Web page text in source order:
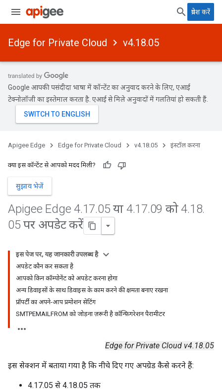
प्रवेश करें
Edge for Private Cloud v4.18.05
Google आपकी पसंदीदा भाषा में कॉन्टेंट का अनुवाद करने के लिए, एआई
टेक्नोलॉजी का इस्तेमाल करता है. एआई से मिले अनुवादों में गलतियां हो सकती हैं.
Apigee Edge Edge for Private Cloud v4.18.05 इंस्टॉल करना
क्या इस कॉन्टेंट से आपको मदद मिली?
सुझाव भेजें
Apigee Edge 4.17.05 या 4.17.09 को 4.18.
05 पर अपडेट करें
इस पेज पर, यह जानकारी उपलब्ध है
अपडेट कौन कर सकता है
आपको किन कॉम्पोनेंट को अपडेट करना होगा
अन्य डिवाइसों के साथ डिवाइस के काम करने की क्षमता बनाए रखना
प्रॉपर्टी का अपने-आप प्रमोशन सेटिंग
SMTPEMAILFROM को जोड़ना ज़रूरी है कॉन्फ़िगरेशन पैरामीटर
Edge for Private Cloud v4.18.05
इस सेक्शन में बताया गया है कि नीचे दिए गए अपग्रेड कैसे करने हैं:
4.17.05 से 4.18.05 तक